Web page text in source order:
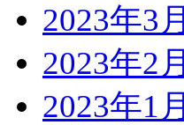
2023年3月
2023年2月
2023年1月